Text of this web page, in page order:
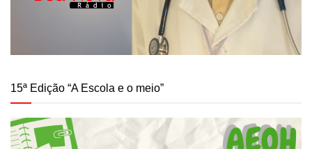
15ª Edição “A Escola e o meio”